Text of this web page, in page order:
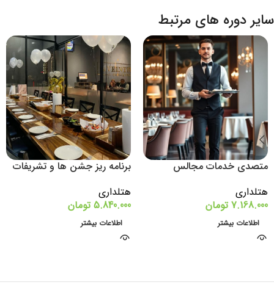
سایر دوره های مرتبط
متصدی خدمات مجالس
هتلداری
7.168.000 تومان
اطلاعات بیشتر
برنامه ریز جشن ها و تشریفات
هتلداری
5.840.000 تومان
اطلاعات بیشتر